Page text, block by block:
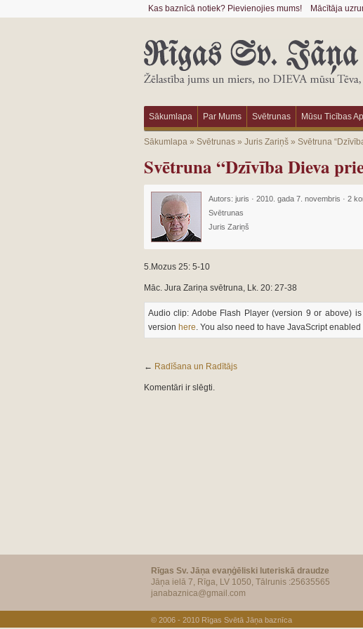
Kas baznīcā notiek? Pievienojies mums! Mācītāja
Sākumlapa Par Mums Svētrunas Mūsu Ticības
Sākumlapa» Svētrunas» Juris Zariņš» Svētruna
Svētruna “Dzīvība Dieva
Autors: juris · 2010. gada 7. novembris · 2
Svētrunas
Juris Zariņš
5.Mozus 25: 5-10
Māc. Jura Zariņa svētruna, Lk. 20: 27-38
Audio clip: Adobe Flash Player (version 9 or above)
version here. You also need to have JavaScript
← Radīšana un Radītājs
Komentāri ir slēgti.
Rīgas Sv. Jāņa evaņģēliski luteriskā draudze
Jāņa ielā 7, Rīga, LV 1050, Tālrunis :25635565
janabaznica@gmail.com
© 2006 - 2010 Rīgas Svētā Jāņa baznīca